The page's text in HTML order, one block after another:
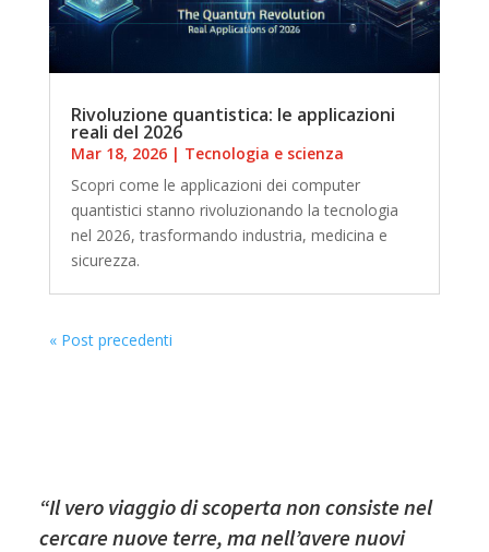
Rivoluzione quantistica: le applicazioni
reali del 2026
Mar 18, 2026| Tecnologia e scienza
Scopri come le applicazioni dei computer
quantistici stanno rivoluzionando la tecnologia
nel 2026, trasformando industria, medicina e
sicurezza.
« Post precedenti
“Il vero viaggio di scoperta non consiste nel
cercare nuove terre, ma nell’avere nuovi